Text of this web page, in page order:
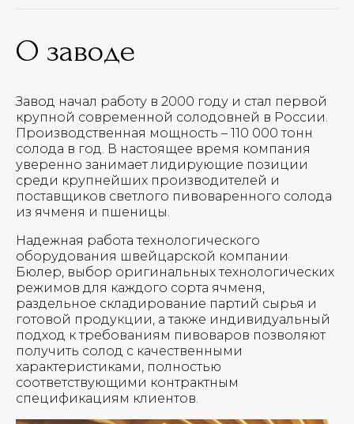
О заводе
Завод начал работу в 2000 году и стал первой
крупной современной солодовней в России.
Производственная мощность – 110 000 тонн
солода в год. В настоящее время компания
уверенно занимает лидирующие позиции
среди крупнейших производителей и
поставщиков cветлого пивоваренного солода
из ячменя и пшеницы.
Надежная работа технологического
оборудования швейцарской компании
Бюлер, выбор оригинальных технологических
режимов для каждого сорта ячменя,
раздельное складирование партий сырья и
готовой продукции, а также индивидуальный
подход к требованиям пивоваров позволяют
получить солод с качественными
характеристиками, полностью
соответствующими контрактным
спецификациям клиентов.